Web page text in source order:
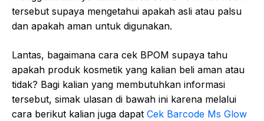
tersebut supaya mengetahui apakah asli atau palsu
dan apakah aman untuk digunakan.
Lantas, bagaimana cara cek BPOM supaya tahu
apakah produk kosmetik yang kalian beli aman atau
tidak? Bagi kalian yang membutuhkan informasi
tersebut, simak ulasan di bawah ini karena melalui
cara berikut kalian juga dapat Cek Barcode Ms Glow